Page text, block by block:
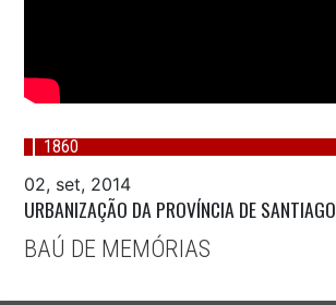
1860
02, set, 2014
URBANIZAÇÃO DA PROVÍNCIA DE SANTIAGO
BAÚ DE MEMÓRIAS